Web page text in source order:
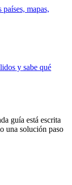
mapas,
y sabe qué
guía está escrita
una solución paso